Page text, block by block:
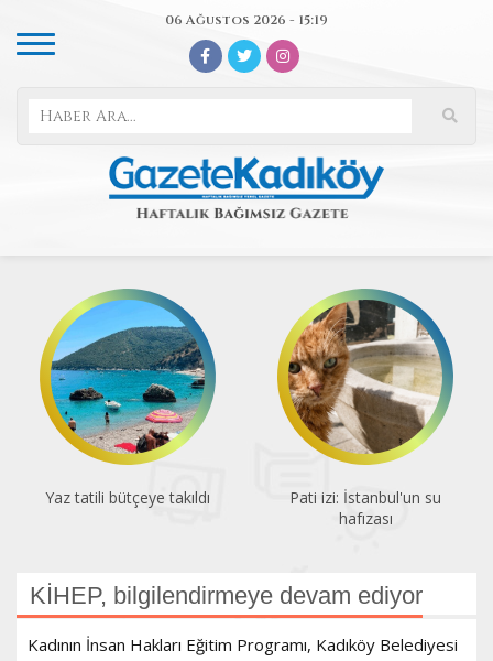
06 Ağustos 2026 - 15:19
Yaz tatili bütçeye takıldı
Pati izi: İstanbul'un su
hafızası
KİHEP, bilgilendirmeye devam ediyor
Kadının İnsan Hakları Eğitim Programı, Kadıköy Belediyesi